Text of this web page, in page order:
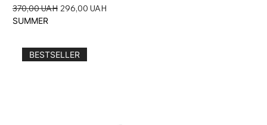
Звичайна ціна
370,00 UAH За розпродажем
296,00 UAH
SUMMER
BESTSELLER